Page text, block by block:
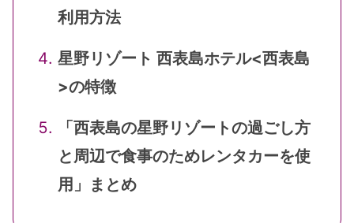
利用方法
星野リゾート 西表島ホテル<西表島
>の特徴
「西表島の星野リゾートの過ごし方
と周辺で食事のためレンタカーを使
用」まとめ